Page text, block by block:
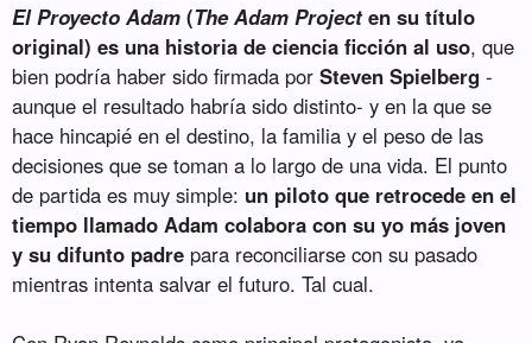
El Proyecto Adam (The Adam Projecten su título
original) es una historia de ciencia ficción al uso, que
bien podría haber sido firmada porSteven Spielberg -
aunque el resultado habría sido distinto- y en la que se
hace hincapié en el destino, la familia y el peso de las
decisiones que se toman a lo largo de una vida. El punto
de partida es muy simple: un piloto que retrocede en el
tiempo llamado Adam colabora con su yo más joven
y su difunto padre para reconciliarse con su pasado
mientras intenta salvar el futuro. Tal cual.